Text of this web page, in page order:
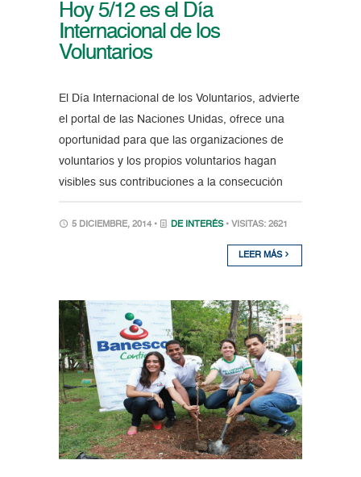
Hoy 5/12 es el Día
Internacional de los
Voluntarios
El Día Internacional de los Voluntarios, advierte
el portal de las Naciones Unidas, ofrece una
oportunidad para que las organizaciones de
voluntarios y los propios voluntarios hagan
visibles sus contribuciones a la consecución
5 DICIEMBRE, 2014 • DE INTERÉS • VISITAS: 2621
LEER MÁS